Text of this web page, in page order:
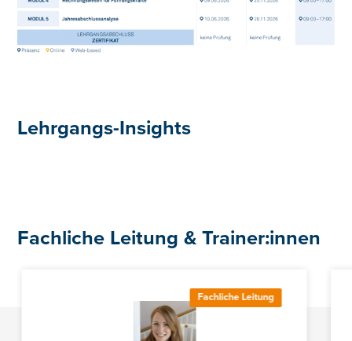
Lehrgangs-Insights
Fachliche Leitung & Trainer:innen
Fachliche Leitung
Lehrgangsfolder Bootcamp